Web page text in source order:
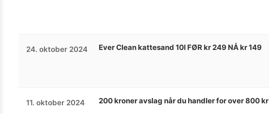
24. oktober 2024 Ever Clean kattesand 10l FØR kr 249 NÅ kr 149
11. oktober 2024 200 kroner avslag når du handler for over 800 kr